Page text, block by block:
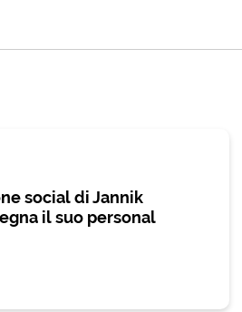
social di Jannik
il suo personal